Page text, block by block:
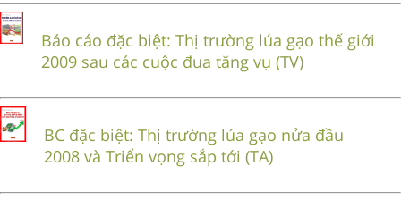
Báo cáo đặc biệt: Thị trường lúa gạo thế giới
2009 sau các cuộc đua tăng vụ (TV)
BC đặc biệt: Thị trường lúa gạo nửa đầu
2008 và Triển vọng sắp tới (TA)